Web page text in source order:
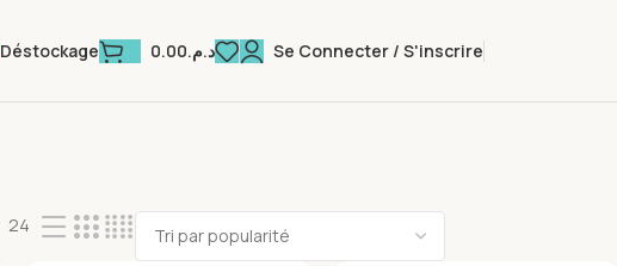
Déstockage د.م.0.00 Se Connecter / S'inscrire
24